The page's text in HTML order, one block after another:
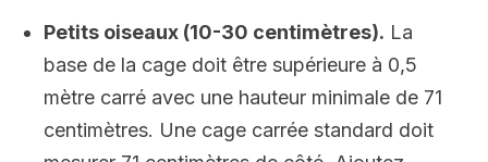
Petits oiseaux (10-30 centimètres). La
base de la cage doit être supérieure à 0,5
mètre carré avec une hauteur minimale de 71
centimètres. Une cage carrée standard doit